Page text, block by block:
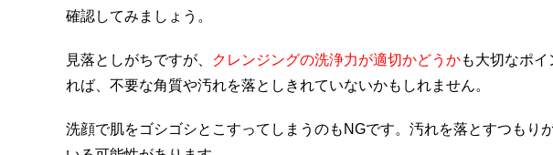
確認してみましょう。
見落としがちですが、 クレンジングの洗浄力が適切かどうかも大切なポ
れば、不要な角質や汚れを落としきれていないかもしれません。
洗顔で肌をゴシゴシとこすってしまうのもNGです。汚れを落とすつもり